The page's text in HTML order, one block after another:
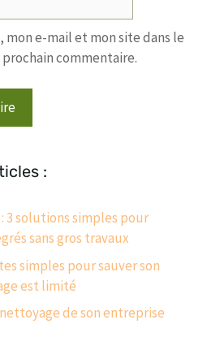
mon e-mail et mon site dans le
commentaire.
:
3 solutions simples pour
sans gros travaux
simples pour sauver son
est limité
de son entreprise